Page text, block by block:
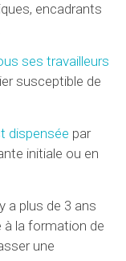
encadrants
ses travailleurs
susceptible de
dispensée par
initiale ou en
a plus de 3 ans
à la formation de
une